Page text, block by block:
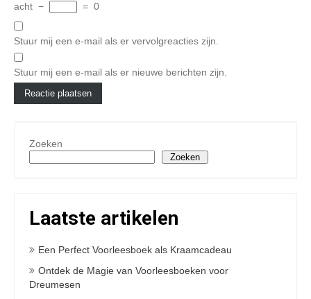
acht − = 0
Stuur mij een e-mail als er vervolgreacties zijn.
Stuur mij een e-mail als er nieuwe berichten zijn.
Zoeken
Zoeken
Laatste artikelen
Een Perfect Voorleesboek als Kraamcadeau
Ontdek de Magie van Voorleesboeken voor
Dreumesen